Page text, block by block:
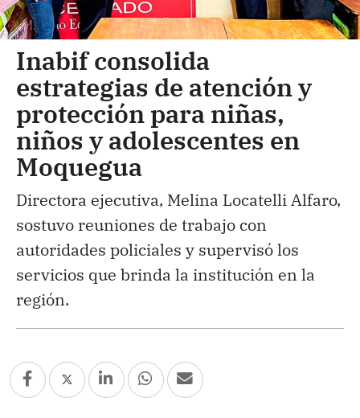
Inabif consolida
estrategias de atención y
protección para niñas,
niños y adolescentes en
Moquegua
Directora ejecutiva, Melina Locatelli Alfaro,
sostuvo reuniones de trabajo con
autoridades policiales y supervisó los
servicios que brinda la institución en la
región.